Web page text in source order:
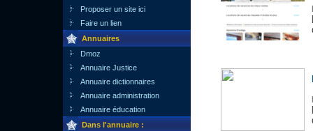
Proposer un site ici
Faire un lien
Annuaires
Dmoz
Annuaire Justice
Annuaire dictionnaires
Annuaire administration
Annuaire éducation
Dans l'annuaire :